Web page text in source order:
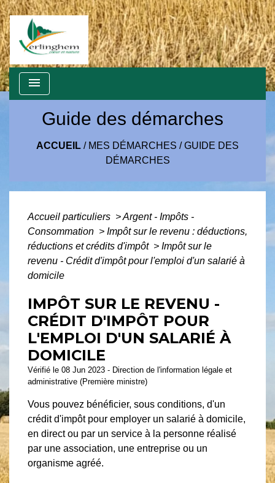
menu
Guide des démarches
ACCUEIL / MES DÉMARCHES /GUIDE DES
DÉMARCHES
Accueil particuliers >Argent - Impôts -
Consommation > Impôt sur le revenu : déductions,
réductions et crédits d'impôt > Impôt sur le
revenu - Crédit d'impôt pour l'emploi d'un salarié à
domicile
IMPÔT SUR LE REVENU -
CRÉDIT D'IMPÔT POUR
L'EMPLOI D'UN SALARIÉ À
DOMICILE
Vérifié le 08 Jun 2023 - Direction de l'information légale et
administrative (Première ministre)
Vous pouvez bénéficier, sous conditions, d'un
crédit d'impôt pour employer un salarié à domicile,
en direct ou par un service à la personne réalisé
par une association, une entreprise ou un
organisme agréé.